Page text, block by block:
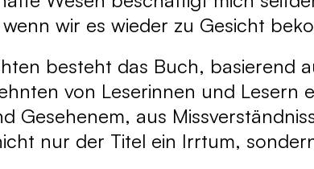
wir es wieder zu Gesicht
besteht das Buch, basierend
von Leserinnen und Lesern
Gesehenem, aus
nur der Titel ein Irrtum,